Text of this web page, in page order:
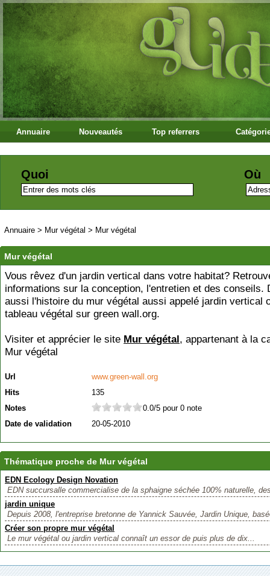
Annuaire Nouveautés Top referrers
Quoi Où
Annuaire > Mur végétal > Mur végétal
Mur végétal
Vous rêvez d'un jardin vertical dans votre habitat?
informations sur la conception, l'entretien et des conseils.
aussi l'histoire du mur végétal aussi appelé jardin vertical
tableau végétal sur green wall.org.
Visiter et apprécier le site Mur végétal, appartenant à la
Mur végétal
Url
www.green-wall.org
Hits
135
Notes
0.0/5 pour 0 note
Date de validation
20-05-2010
Thématique proche de Mur végétal
EDN Ecology Design Novation
EDN succursalle commercialise de la sphaigne séchée 100% naturelle,
jardin unique
Depuis 2008, l'entreprise bretonne de Yannick Sauvée, Jardin Unique,
Créer son propre mur végétal
Le mur végétal ou jardin vertical connaît un essor de puis plus de dix...